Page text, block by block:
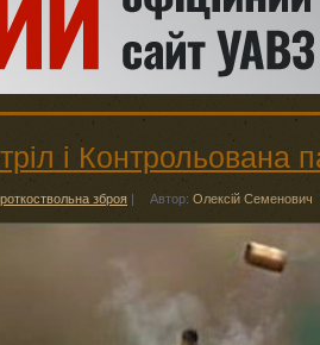
і Контрольована
зброя Автор: Олексій Семенович